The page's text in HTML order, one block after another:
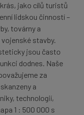
jako cílů turistů
lidskou činností –
továrny a
stavby.
jsou často
dodnes. Naše
za
a
technologií,
1 : 500 000 s